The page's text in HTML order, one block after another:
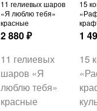
11 гелиевых шаров
«Я люблю тебя»
красные
2 880₽
11 гелиевых
шаров «Я
люблю тебя»
красные
15 конфет
1
15